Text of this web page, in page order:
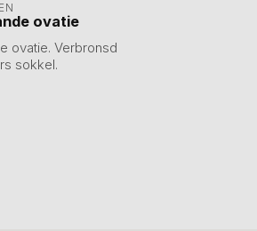
ovatie
ovatie. Verbronsd
sokkel.